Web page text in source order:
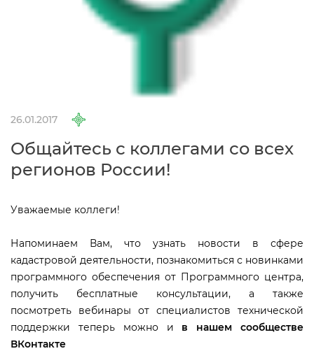
26.01.2017
Общайтесь с коллегами со всех
регионов России!
Уважаемые коллеги!
Напоминаем Вам, что узнать новости в сфере
кадастровой деятельности, познакомиться с новинками
программного обеспечения от Программного центра,
получить бесплатные консультации, а также
посмотреть вебинары от специалистов технической
поддержки теперь можно и нашем сообществе
Контакте